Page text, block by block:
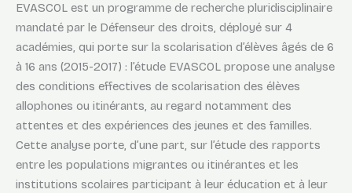
EVASCOL est un programme de recherche pluridisciplinaire
mandaté par le Défenseur des droits, déployé sur 4
académies, qui porte sur la scolarisation d’élèves âgés de 6
à 16 ans (2015-2017) : l’étude EVASCOL propose une analyse
des conditions effectives de scolarisation des élèves
allophones ou itinérants, au regard notamment des
attentes et des expériences des jeunes et des familles.
Cette analyse porte, d’une part, sur l’étude des rapports
entre les populations migrantes ou itinérantes et les
institutions scolaires participant à leur éducation et à leur